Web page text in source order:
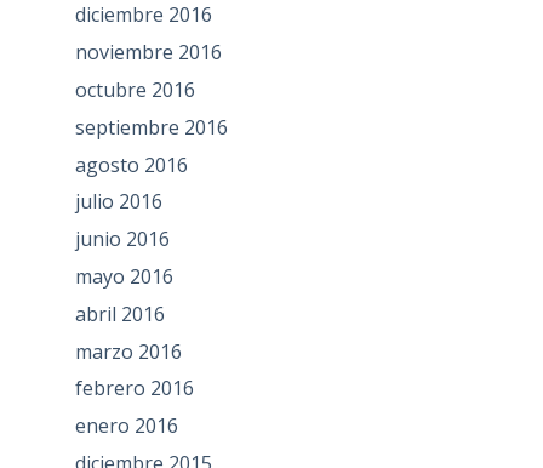
diciembre 2016
noviembre 2016
octubre 2016
septiembre 2016
agosto 2016
julio 2016
junio 2016
mayo 2016
abril 2016
marzo 2016
febrero 2016
enero 2016